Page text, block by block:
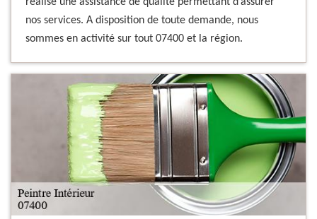
nos services. A disposition de toute demande, nous
sommes en activité sur tout 07400 et la région.